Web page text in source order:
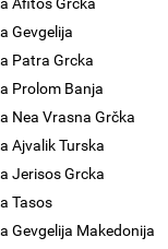
Gevgelija
Patra Grcka
Prolom Banja
Nea Vrasna Grčka
Ajvalik Turska
Jerisos Grcka
Tasos
Gevgelija Makedonija